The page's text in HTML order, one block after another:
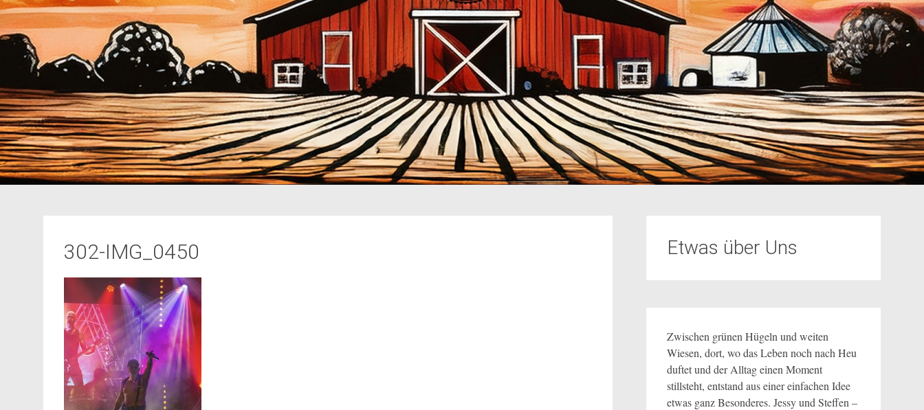
302-IMG_0450 Etwas über Uns
Zwischen grünen Hügeln und weiten
Wiesen, dort, wo das Leben noch nach Heu
duftet und der Alltag einen Moment
stillsteht, entstand aus einer einfachen Idee
etwas ganz Besonderes. Jessy und Steffen –